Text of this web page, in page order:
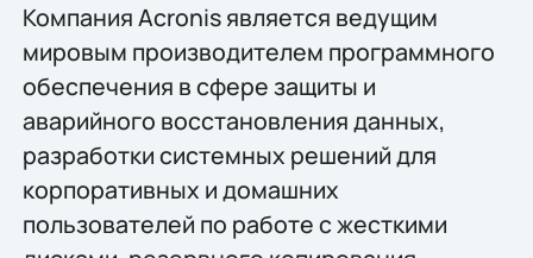
Компания Acronis является ведущим
мировым производителем программного
обеспечения в сфере защиты и
аварийного восстановления данных,
разработки системных решений для
корпоративных и домашних
пользователей по работе с жесткими